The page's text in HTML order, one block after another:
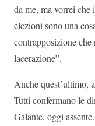
da me, ma vorrei
elezioni sono una
contrapposizione
lacerazione”.
Anche quest’ultimo,
Tutti confermano le
Galante, oggi